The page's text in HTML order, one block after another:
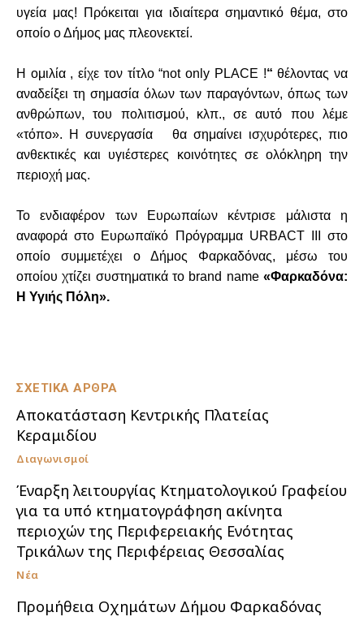
ΣΧΕΤΙΚΑ ΑΡΘΡΑ
Αποκατάσταση Κεντρικής Πλατείας
Κεραμιδίου
Διαγωνισμοί
Έναρξη λειτουργίας Κτηματολογικού Γραφείου
για τα υπό κτηματογράφηση ακίνητα
περιοχών της Περιφερειακής Ενότητας
Τρικάλων της Περιφέρειας Θεσσαλίας
Νέα
Προμήθεια Οχημάτων Δήμου Φαρκαδόνας
υγεία μας! Πρόκειται για ιδιαίτερα σημαντικό θέμα, στο
οποίο ο Δήμος μας πλεονεκτεί.
Η ομιλία , είχε τον τίτλο “not only PLACE !“ θέλοντας να
αναδείξει τη σημασία όλων των παραγόντων, όπως των
ανθρώπων, του πολιτισμού, κλπ., σε αυτό που λέμε
«τόπο». Η συνεργασία θα σημαίνει ισχυρότερες, πιο
ανθεκτικές και υγιέστερες κοινότητες σε ολόκληρη την
περιοχή μας.
Το ενδιαφέρον των Ευρωπαίων κέντρισε μάλιστα η
αναφορά στο Ευρωπαϊκό Πρόγραμμα URBACT III στο
οποίο συμμετέχει ο Δήμος Φαρκαδόνας, μέσω του
οποίου χτίζει συστηματικά το brand name «Φαρκαδόνα:
Η Υγιής Πόλη».